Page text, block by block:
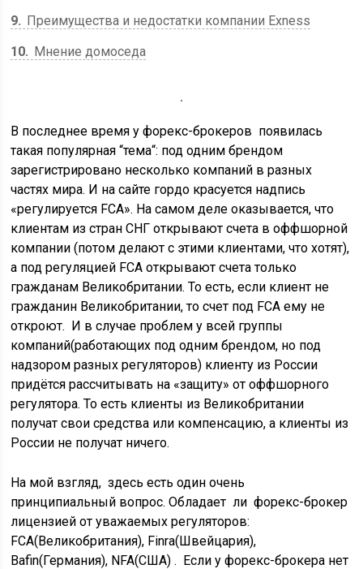
9
Преимущества и недостатки компании Exness
10
Мнение домоседа
В последнее время у форекс-брокеров появилась
такая популярная “тема“: под одним брендом
зарегистрировано несколько компаний в разных
частях мира. И на сайте гордо красуется надпись
«регулируется FCA». На самом деле оказывается, что
клиентам из стран СНГ открывают счета в оффшорной
компании (потом делают с этими клиентами, что хотят),
а под регуляцией FCA открывают счета только
гражданам Великобритании. То есть, если клиент не
гражданин Великобритании, то счет под FCA ему не
откроют. И в случае проблем у всей группы
компаний(работающих под одним брендом, но под
надзором разных регуляторов) клиенту из России
придётся рассчитывать на «защиту» от оффшорного
регулятора. То есть клиенты из Великобритании
получат свои средства или компенсацию, а клиенты из
России не получат ничего.
На мой взгляд, здесь есть один очень
принципиальный вопрос. Обладает ли форекс-брокер
лицензией от уважаемых регуляторов:
FCA(Великобритания), Finra(Швейцария),
Bafin(Германия), NFA(США) . Если у форекс-брокера нет